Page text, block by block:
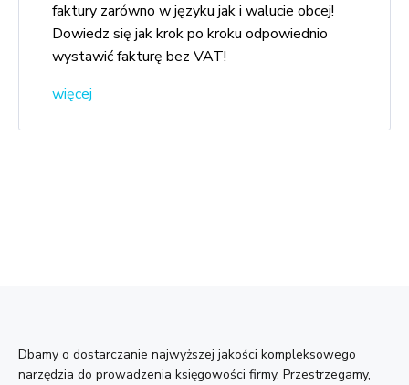
faktury zarówno w języku jak i walucie obcej!
Dowiedz się jak krok po kroku odpowiednio
wystawić fakturę bez VAT!
więcej
Dbamy o dostarczanie najwyższej jakości kompleksowego
narzędzia do prowadzenia księgowości firmy. Przestrzegamy,